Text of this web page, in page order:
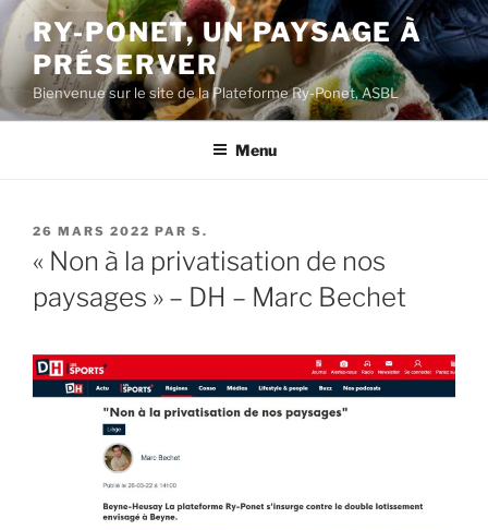
Aller
au
contenu
principal
RY-PONET, UN PAYSAGE À
PRÉSERVER
Bienvenue sur le site de la Plateforme Ry-Ponet, ASBL
Menu
PUBLIÉ
26 MARS 2022 PAR S.
« Non à la privatisation de nos
paysages » – DH – Marc Bechet